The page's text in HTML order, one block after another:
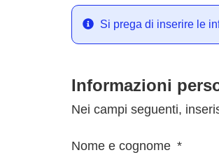
Si prega di inserire le
Informazioni
Nei campi seguenti,
Nome e cognome